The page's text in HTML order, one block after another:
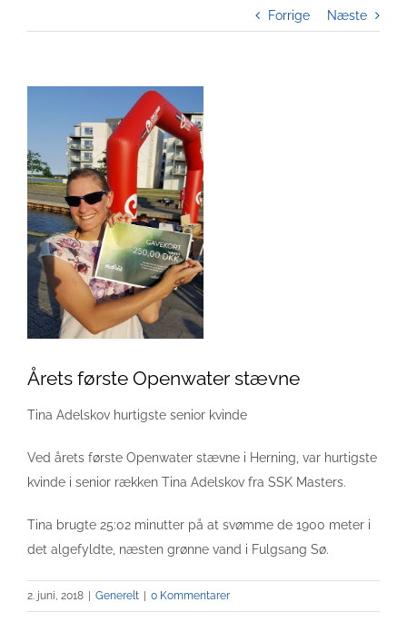
Forrige Næste
Årets første Openwater stævne
Tina Adelskov hurtigste senior kvinde
Ved årets første Openwater stævne i Herning, var hurtigste
kvinde i senior rækken Tina Adelskov fra SSK Masters.
Tina brugte 25:02 minutter på at svømme de 1900 meter i
det algefyldte, næsten grønne vand i Fulgsang Sø.
2. juni, 2018 Generelt 0 Kommentarer